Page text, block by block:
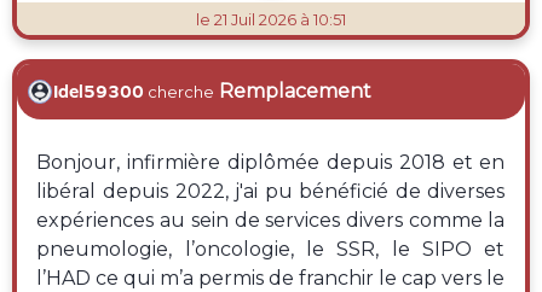
le 21 Juil 2026 à 10:51
Idel59300 cherche Remplacement
Bonjour, infirmière diplômée depuis 2018 et en
libéral depuis 2022, j'ai pu bénéficié de diverses
expériences au sein de services divers comme la
pneumologie, l’oncologie, le SSR, le SIPO et
l’HAD ce qui m’a permis de franchir le cap vers le